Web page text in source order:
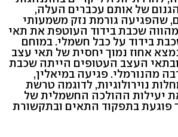
של אותם עכברים העלה,
שהפגיעה גורמת נזק משמעותי
שכבת בידוד העוטפת את תאי
בידוד על כבל חשמלי. במוחם
אחוז נמוך יחסית של תאי עצב
ובתאי העצב העטופים הייתה שכבת
מהנורמלי. פגיעה במיאלין,
נוירולוגיות, לדוגמה טרשת
יעילות ההולכה החשמלית של
פוגעת בתפקוד התאים ובתקשורת